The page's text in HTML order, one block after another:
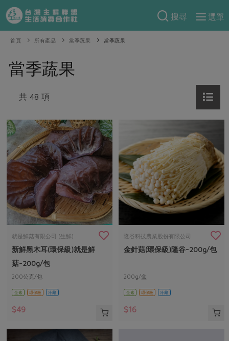
搜尋
選單
產品分類
當季蔬果
一籃菜
芽苗類
奶蛋豆・五穀
蛋 乳製品
豆製品 米麵雜糧
肉品・水產
水畜加工品
調理食材・點心
調味醬料/南北貨 烘焙
食譜料理
麵食
肉食
海鮮
常備菜
蔬食
蛋料理
料理方式
烘焙．點心
醬料
湯品．鍋物
把最好的台灣味帶回家！
防災用品預購圓滿結束
2026年端午節預購圓滿結束
更多預購活動
當季產品
合作25-經典快閃最後一週
合作25-精選產品第四彈
合作25-精選產品第三彈
更多當季產品
觀點文章
主婦食堂 一籃菜真心話
社內大小事 合作聯合國
產品故事 生活提案
樂齡生活
廚房瑜伽
關注議題
減硝酸鹽
關於合作社
認識合作社
關於我們
合作社組織
員工與求才
產品檢驗
自主把關
檢驗報告
硝酸鹽檢驗
重要公告
首頁 所有產品 當季蔬果 當季蔬果
當季蔬果
共 48 項
就是鮮菇有限公司 (生鮮)
新鮮黑木耳(環保級)就是鮮
菇-200g/包
200公克/包
全素 環保級 冷藏
$49
隆谷科技農業股份有限公司
金針菇(環保級)隆谷-200g/包
200g/盒
全素 環保級 冷藏
$16